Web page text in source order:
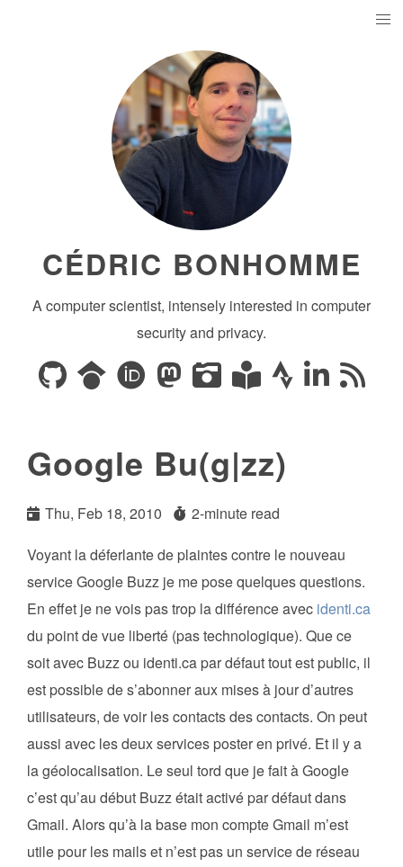
CÉDRIC BONHOMME
A computer scientist, intensely interested in computer
security and privacy.
Google Bu(g|zz)
Thu, Feb 18, 2010
2-minute read
Voyant la déferlante de plaintes contre le nouveau
service Google Buzz je me pose quelques questions.
En effet je ne vois pas trop la différence avec identi.ca
du point de vue liberté (pas technologique). Que ce
soit avec Buzz ou identi.ca par défaut tout est public, il
est possible de s’abonner aux mises à jour d’autres
utilisateurs, de voir les contacts des contacts. On peut
aussi avec les deux services poster en privé. Et il y a
la géolocalisation. Le seul tord que je fait à Google
c’est qu’au début Buzz était activé par défaut dans
Gmail. Alors qu’à la base mon compte Gmail m’est
utile pour les mails et n’est pas un service de réseau